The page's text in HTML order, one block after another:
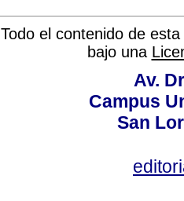
Todo el contenido de
bajo una
Av.
Campus
San